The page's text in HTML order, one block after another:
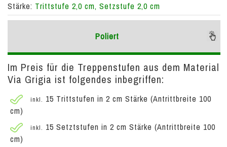
Stärke: Trittstufe 2,0 cm, Setzstufe 2,0 cm
Poliert
Im Preis für die Treppenstufen aus dem Material
Via Grigia ist folgendes inbegriffen:
inkl. 15 Trittstufen in 2 cm Stärke (Antrittbreite 100
cm)
inkl. 15 Setztstufen in 2 cm Stärke (Antrittbreite 100
cm)